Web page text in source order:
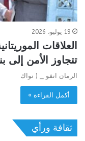
19 يوليو، 2026
العلاقات
تتجاوز الأمن إلى
الزمان انفو _ ( نواك
أكمل القراءة »
ثقافة ورأي